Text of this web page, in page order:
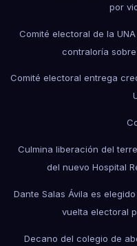
por
Comité electoral de la
contraloría
Comité electoral entrega
Culmina liberación del
del nuevo Hospital
Dante Salas Ávila es
vuelta electoral
Decano del colegio de